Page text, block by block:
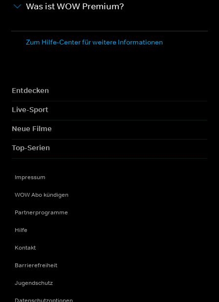
Was ist WOW Premium?
Zum Hilfe-Center für weitere Informationen
Entdecken
Live-Sport
Neue Filme
Top-Serien
Impressum
WOW Abo kündigen
Partnerprogramme
Hilfe
Kontakt
Barrierefreiheit
Jugendschutz